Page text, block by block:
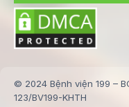
© 2024 Bệnh viện 199 –
123/BV199-KHTH